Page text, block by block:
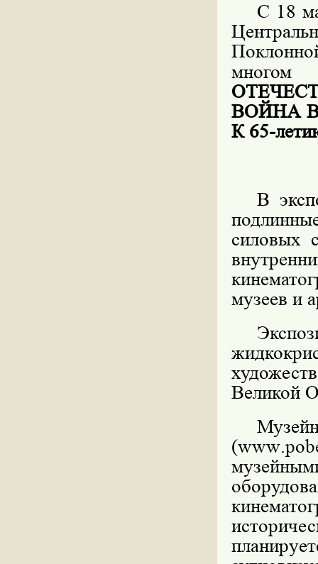
С 18
многом
ВОЙНА
К 65-
В
силовых
музеев и
Великой
(www.